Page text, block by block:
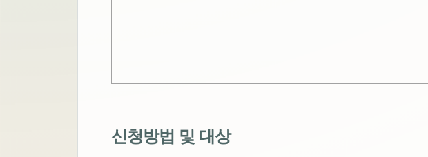
신청방법 및 대상